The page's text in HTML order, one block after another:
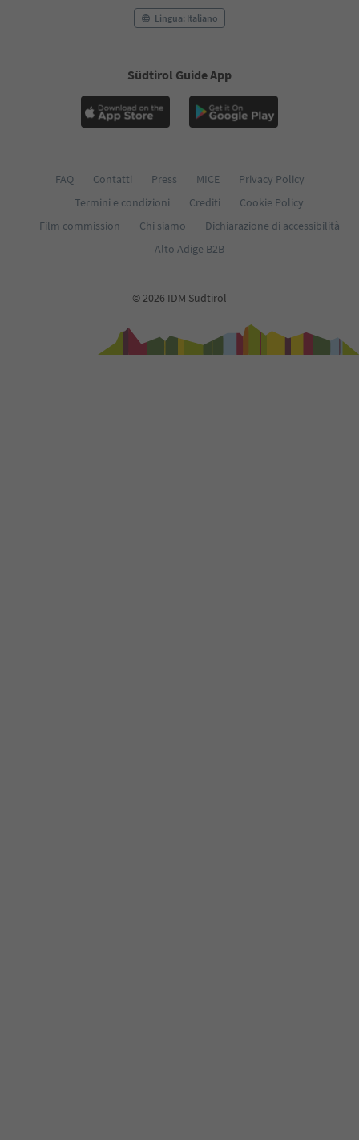
Lingua: Italiano
Südtirol Guide App
FAQ Contatti Press MICE
Privacy Policy
Termini e condizioni
Crediti
Cookie Policy
Film commission
Chi siamo
Dichiarazione di accessibilità
Alto Adige B2B
© 2026 IDM Südtirol